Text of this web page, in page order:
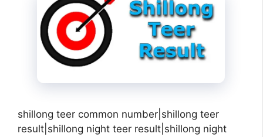
shillong teer common number|shillong teer
result|shillong night teer result|shillong night